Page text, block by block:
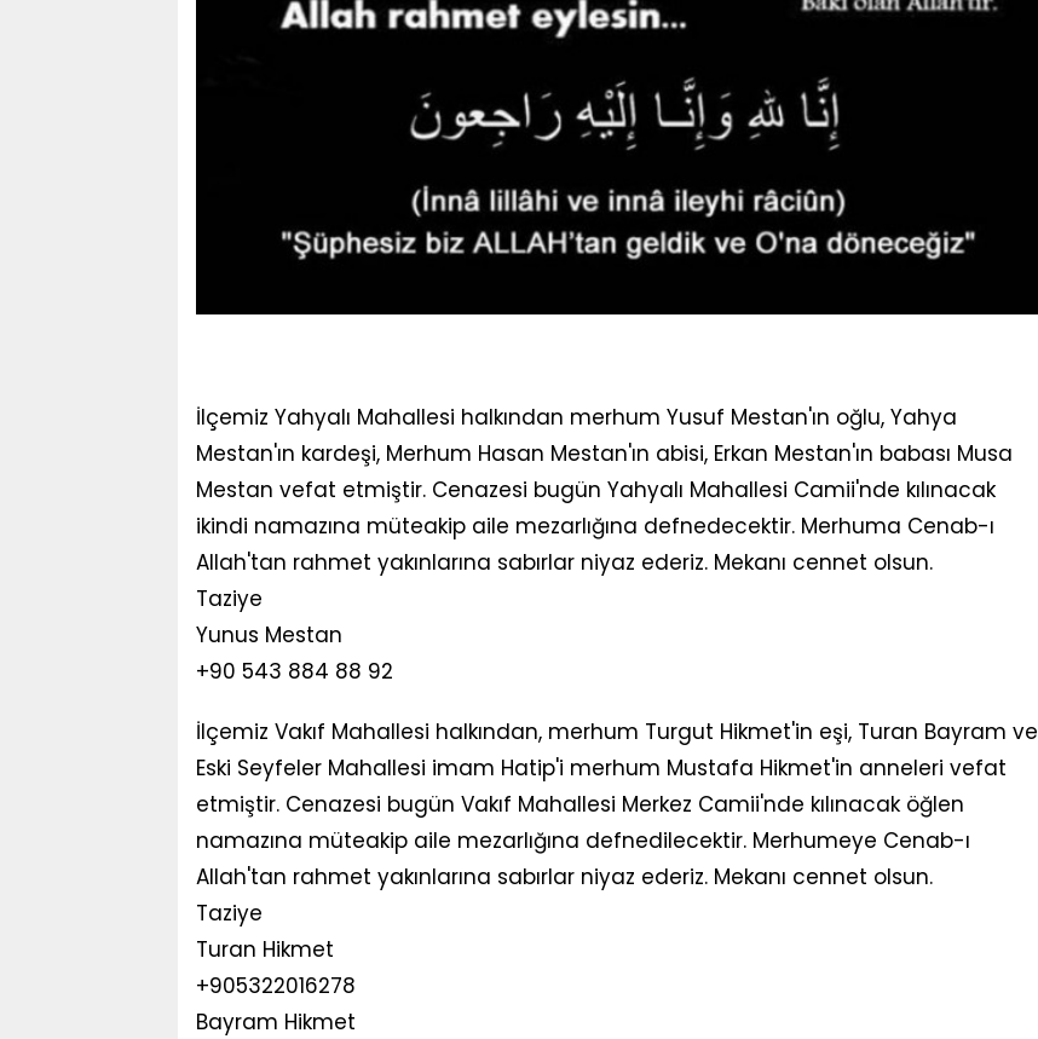
İlçemiz Yahyalı Mahallesi halkından merhum Yusuf Mestan'ın oğlu, Yahya
Mestan'ın kardeşi, Merhum Hasan Mestan'ın abisi, Erkan Mestan'ın babası Musa
Mestan vefat etmiştir. Cenazesi bugün Yahyalı Mahallesi Camii'nde kılınacak
ikindi namazına müteakip aile mezarlığına defnedecektir. Merhuma Cenab-ı
Allah'tan rahmet yakınlarına sabırlar niyaz ederiz. Mekanı cennet olsun.
Taziye
Yunus Mestan
+90 543 884 88 92
İlçemiz Vakıf Mahallesi halkından, merhum Turgut Hikmet'in eşi, Turan Bayram ve
Eski Seyfeler Mahallesi imam Hatip'i merhum Mustafa Hikmet'in anneleri vefat
etmiştir. Cenazesi bugün Vakıf Mahallesi Merkez Camii'nde kılınacak öğlen
namazına müteakip aile mezarlığına defnedilecektir. Merhumeye Cenab-ı
Allah'tan rahmet yakınlarına sabırlar niyaz ederiz. Mekanı cennet olsun.
Taziye
Turan Hikmet
+905322016278
Bayram Hikmet